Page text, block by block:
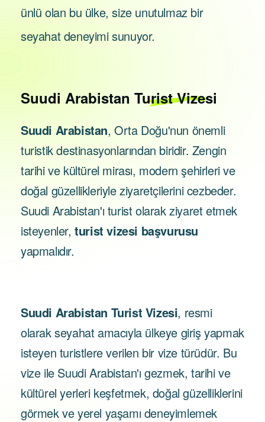
ünlü olan bu ülke, size unutulmaz bir
seyahat deneyimi sunuyor.
Suudi Arabistan Turist Vizesi
Suudi Arabistan, Orta Doğu'nun önemli
turistik destinasyonlarından biridir. Zengin
tarihi ve kültürel mirası, modern şehirleri ve
doğal güzellikleriyle ziyaretçilerini cezbeder.
Suudi Arabistan'ı turist olarak ziyaret etmek
isteyenler,turist vizesi başvurusu
yapmalıdır.
Suudi Arabistan Turist Vizesi, resmi
olarak seyahat amacıyla ülkeye giriş yapmak
isteyen turistlere verilen bir vize türüdür. Bu
vize ile Suudi Arabistan'ı gezmek, tarihi ve
kültürel yerleri keşfetmek, doğal güzelliklerini
görmek ve yerel yaşamı deneyimlemek